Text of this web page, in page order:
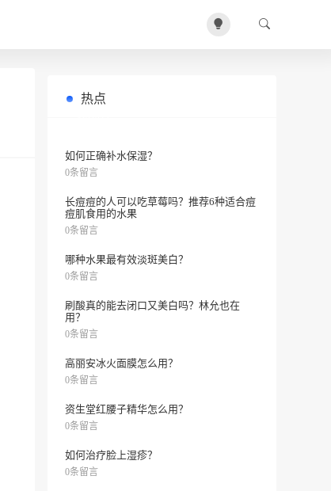
热点
如何正确补水保湿？
0条留言
长痘痘的人可以吃草莓吗？推荐6种适合痘
痘肌食用的水果
0条留言
哪种水果最有效淡斑美白？
0条留言
刷酸真的能去闭口又美白吗？林允也在
用？
0条留言
高丽安冰火面膜怎么用？
0条留言
资生堂红腰子精华怎么用？
0条留言
如何治疗脸上湿疹？
0条留言